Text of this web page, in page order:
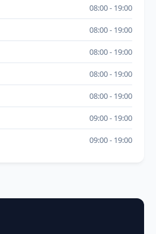
08:00 19:00
08:00 19:00
08:00 19:00
08:00 19:00
08:00 19:00
09:00 19:00
09:00 19:00